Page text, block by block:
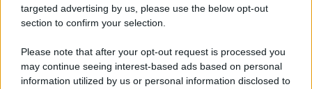
targeted advertising by us, please use the below opt-out
section to confirm your selection.
Please note that after your opt-out request is processed you
may continue seeing interest-based ads based on personal
information utilized by us or personal information disclosed to
Se il budget non è un problema, queste sono
le mete di lusso che fanno sognare nel 2026
Lo sapevi che...